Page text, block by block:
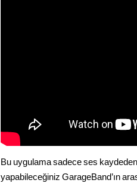
Bu uygulama sadece ses
yapabileceğiniz GarageBand’ın